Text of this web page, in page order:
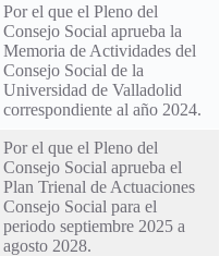
Por el que el Pleno del
Consejo Social aprueba la
Memoria de Actividades del
Consejo Social de la
Universidad de Valladolid
correspondiente al año 2024.
Por el que el Pleno del
Consejo Social aprueba el
Plan Trienal de Actuaciones
Consejo Social para el
periodo septiembre 2025 a
agosto 2028.